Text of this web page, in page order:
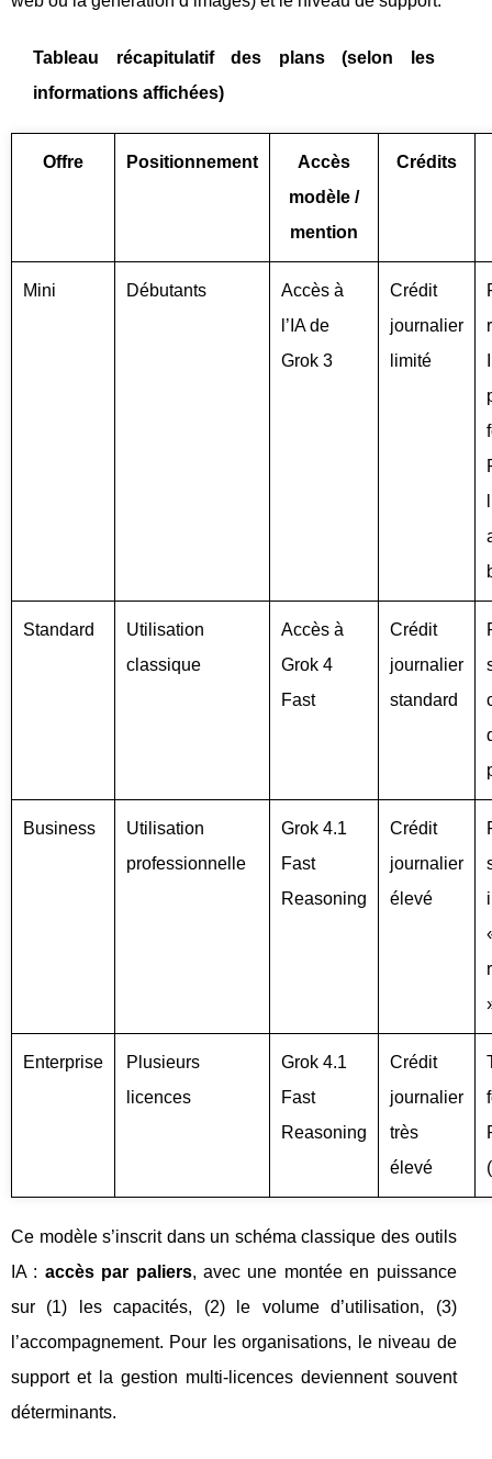
Tableau récapitulatif des plans (selon les
informations affichées)
Offre Positionnement
Accès
modèle /
mention
Crédits
Mini Débutants
Accès à
l’IA de
Grok 3
Crédit
journalier
limité
Standard
Utilisation
classique
Accès à
Grok 4
Fast
Crédit
journalier
standard
Business
Utilisation
professionnelle
Grok 4.1
Fast
Reasoning
Crédit
journalier
élevé
Enterprise
Plusieurs
licences
Grok 4.1
Fast
Reasoning
Crédit
journalier
très
élevé
Ce modèle s’inscrit dans un schéma classique des outils
IA : accès par paliers, avec une montée en puissance
sur (1) les capacités, (2) le volume d’utilisation, (3)
l’accompagnement. Pour les organisations, le niveau de
support et la gestion multi-licences deviennent souvent
déterminants.